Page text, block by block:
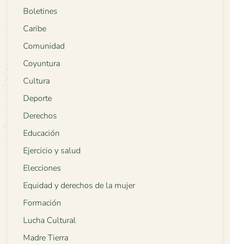
Boletines
Caribe
Comunidad
Coyuntura
Cultura
Deporte
Derechos
Educación
Ejercicio y salud
Elecciones
Equidad y derechos de la mujer
Formación
Lucha Cultural
Madre Tierra